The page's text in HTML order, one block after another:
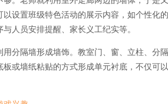
以设置班级特色活动的展示内容，如个性化
人员安排提醒、家长义工纪实等。
隔墙形成墙饰。教室门、窗、立柱、分
板或墙纸粘贴的方式形成单元衬底，不仅可